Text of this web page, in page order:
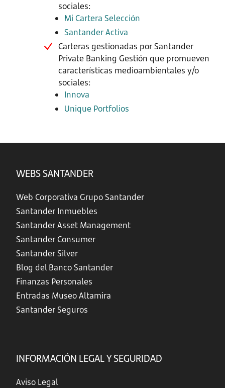
sociales:
Mi Cartera Selección
Santander Activa
Carteras gestionadas por Santander
Private Banking Gestión que promueven
características medioambientales y/o
sociales:
Innova
Unique Portfolios
WEBS SANTANDER
Web Corporativa Grupo Santander
Santander Inmuebles
Santander Asset Management
Santander Consumer
Santander Silver
Blog del Banco Santander
Finanzas Personales
Entradas Museo Altamira
Santander Seguros
INFORMACIÓN LEGAL Y SEGURIDAD
Aviso Legal